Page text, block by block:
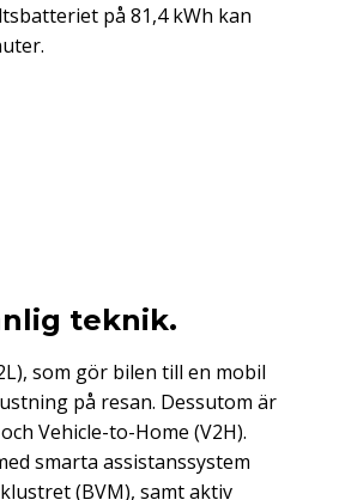
på 81,4 kWh kan
teknik.
som gör bilen till en mobil
på resan. Dessutom är
Vehicle-to-Home (V2H).
smarta assistanssystem
(BVM), samt aktiv